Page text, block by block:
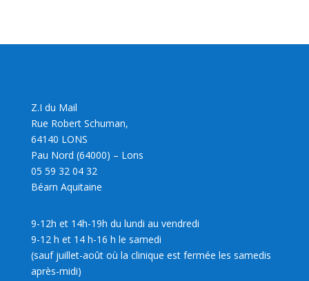
Z.I du Mail
Rue Robert Schuman,
64140 LONS
Pau Nord (64000) – Lons
05 59 32 04 32
Béarn Aquitaine
9-12h et 14h-19h du lundi au vendredi
9-12 h et 14 h-16 h le samedi
(sauf juillet-août où la clinique est fermée les samedis
après-midi)